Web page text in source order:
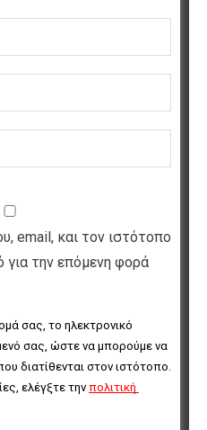
email, και τον ιστότοπο
για την επόμενη φορά
σας, το ηλεκτρονικό
σας, ώστε να μπορούμε να
διατίθενται στον ιστότοπο.
ελέγξτε την πολιτική